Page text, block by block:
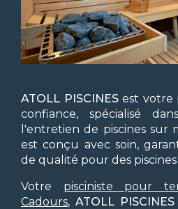
ATOLL PISCINESest votre
confiance, spécialisé
l'entretien de piscines sur
est conçu avec soin,
de qualité pour des
Votre pisciniste pour
Cadours,ATOLL PISCINES